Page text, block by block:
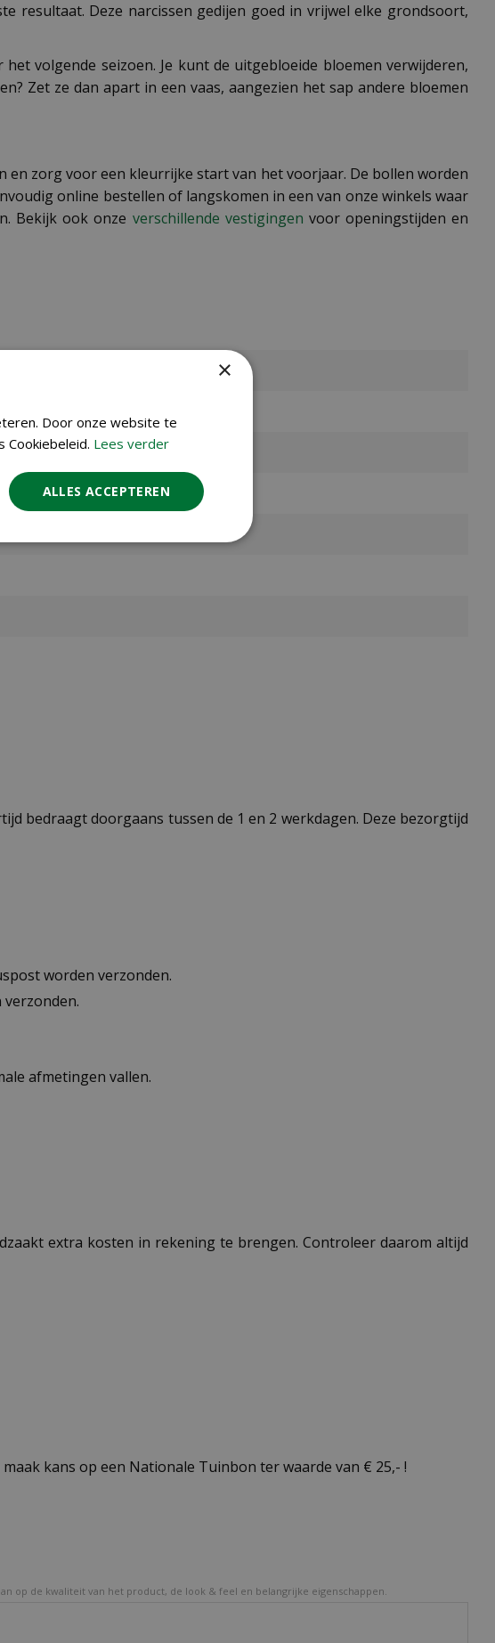
resultaat. Deze narcissen gedijen goed in vrijwel elke grondsoort,
volgende seizoen. Je kunt de uitgebloeide bloemen verwijderen,
Zet ze dan apart in een vaas, aangezien het sap andere bloemen
en zorg voor een kleurrijke start van het voorjaar. De bollen worden
online bestellen of langskomen in een van onze winkels waar
Bekijk ook onze verschillende vestigingen voor openingstijden en
bedraagt doorgaans tussen de 1 en 2 werkdagen. Deze bezorgtijd
worden verzonden.
afmetingen vallen.
extra kosten in rekening te brengen. Controleer daarom altijd
maak kans op een Nationale Tuinbon ter waarde van € 25,- !
op de kwaliteit van het product, de look & feel en belangrijke eigenschappen.
×
Door onze website te
Cookiebeleid. Lees verder
ALLES ACCEPTEREN